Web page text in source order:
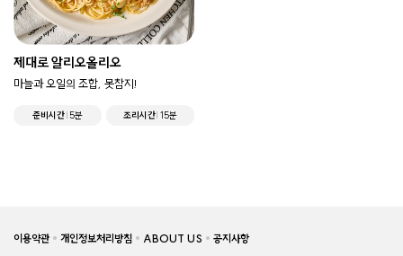
제대로 알리오올리오
마늘과 오일의 조합, 못참지!
준비시간 5분 조리시간 15분
이용약관 개인정보처리방침 ABOUT US 공지사항